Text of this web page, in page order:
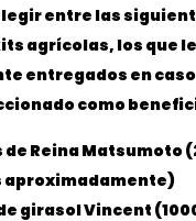
entre las
agrícolas, los que
entregados en caso
como
de Reina Matsumoto
aproximadamente)
girasol Vincent